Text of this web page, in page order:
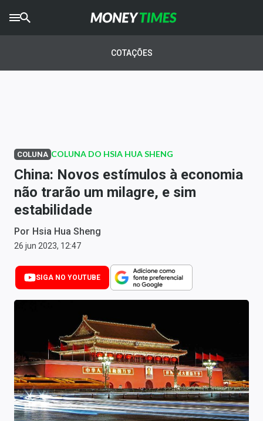
AGROTIMES
Newsletters
Money Trader
Anuncie
Últimas Notícias
Newsletters
Cotações
Comprar ou vender?
Carteiras Recomendadas
Central de Dividendos
Central de Fundos Imobiliários
COTAÇÕES
COLUNA COLUNA DO HSIA HUA SHENG
China: Novos estímulos à economia
não trarão um milagre, e sim
estabilidade
Por Hsia Hua Sheng
26 jun 2023, 12:47
SIGA NO YOUTUBE